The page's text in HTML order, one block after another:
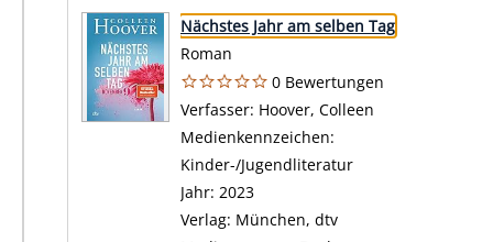
Suchergebnis
Zu den Suchfiltern springen
Nächstes Jahr am selben Tag
Roman
0 Bewertungen
Verfasser: Hoover, Colleen
Medienkennzeichen:
Kinder-/Jugendliteratur
Jahr: 2023
Verlag: München, dtv